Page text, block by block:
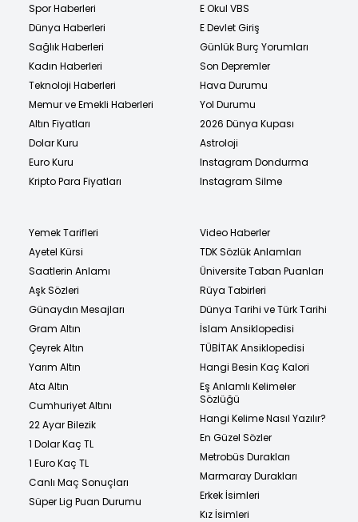
Spor Haberleri
Dünya Haberleri
Sağlık Haberleri
Kadın Haberleri
Teknoloji Haberleri
Memur ve Emekli Haberleri
Altın Fiyatları
Dolar Kuru
Euro Kuru
Kripto Para Fiyatları
E Okul VBS
E Devlet Giriş
Günlük Burç Yorumları
Son Depremler
Hava Durumu
Yol Durumu
2026 Dünya Kupası
Astroloji
Instagram Dondurma
Instagram Silme
Yemek Tarifleri
Ayetel Kürsi
Saatlerin Anlamı
Aşk Sözleri
Günaydın Mesajları
Gram Altın
Çeyrek Altın
Yarım Altın
Ata Altın
Cumhuriyet Altını
22 Ayar Bilezik
1 Dolar Kaç TL
1 Euro Kaç TL
Canlı Maç Sonuçları
Süper Lig Puan Durumu
Video Haberler
TDK Sözlük Anlamları
Üniversite Taban Puanları
Rüya Tabirleri
Dünya Tarihi ve Türk Tarihi
İslam Ansiklopedisi
TÜBİTAK Ansiklopedisi
Hangi Besin Kaç Kalori
Eş Anlamlı Kelimeler
Sözlüğü
Hangi Kelime Nasıl Yazılır?
En Güzel Sözler
Metrobüs Durakları
Marmaray Durakları
Erkek İsimleri
Kız İsimleri